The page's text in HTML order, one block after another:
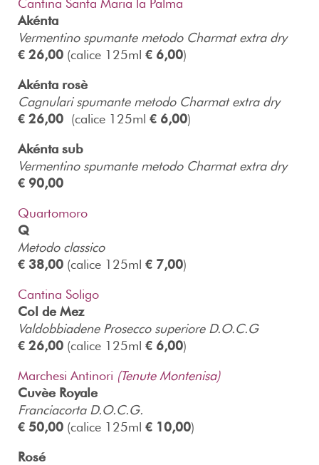
Cantina Santa Maria la Palma
Akénta
Vermentino spumante metodo Charmat extra dry
€ 26,00 (calice 125ml € 6,00)
Akénta rosè
Cagnulari spumante metodo Charmat extra dry
€ 26,00 (calice 125ml € 6,00)
Akénta sub
Vermentino spumante metodo Charmat extra dry
€ 90,00
Quartomoro
Q
Metodo classico
€ 38,00 (calice 125ml € 7,00)
Cantina Soligo
Col de Mez
Valdobbiadene Prosecco superiore D.O.C.G
€ 26,00 (calice 125ml € 6,00)
Marchesi Antinori (Tenute Montenisa)
Cuvèe Royale
Franciacorta D.O.C.G.
€ 50,00 (calice 125ml € 10,00)
Rosé